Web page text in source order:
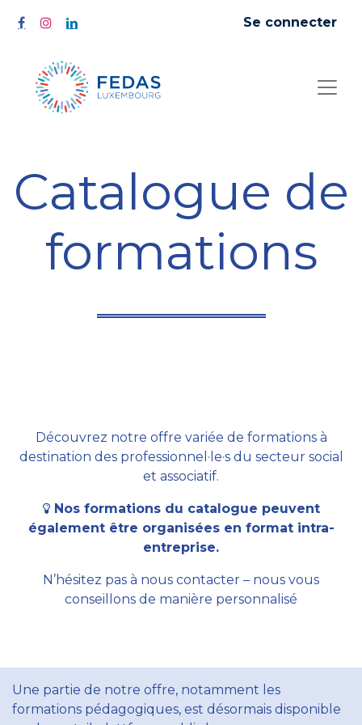
Se connecter
Catalogue de
formations
Découvrez notre offre variée de formations à
destination des professionnel·le·s du secteur social
et associatif.
Nos formations du catalogue peuvent
également être organisées en format intra-
entreprise.
N’hésitez pas à nous contacter – nous vous
conseillons de manière personnalisé
Une partie de notre offre, notamment les
formations pédagogiques, est désormais disponible